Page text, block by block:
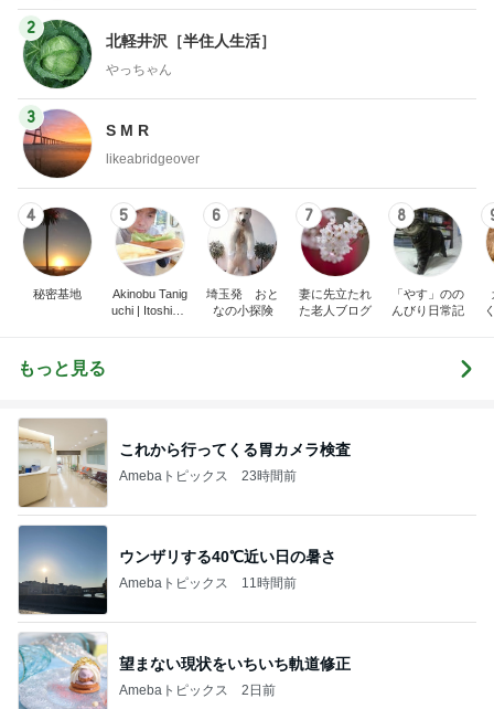
2
北軽井沢［半住人生活］
やっちゃん
3
S M R
likeabridgeover
4
秘密基地
5
Akinobu Tanig
uchi | Itoshima
6
埼玉発 おと
なの小探険
7
妻に先立たれ
た老人ブログ
8
「やす」のの
んびり日常記
もっと見る
これから行ってくる胃カメラ検査
Amebaトピックス 23時間前
ウンザリする40℃近い日の暑さ
Amebaトピックス 11時間前
望まない現状をいちいち軌道修正
Amebaトピックス 2日前